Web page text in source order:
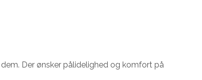
Der ønsker pålidelighed og komfort på